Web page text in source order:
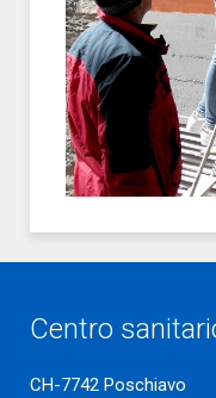
Centro
CH-7742 Poschiavo